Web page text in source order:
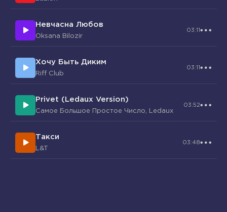
Невчасна Любов
Oksana Bilozir
03:11
Хочу Быть Диким
Riff Club
03:11
Privet (Ledaux Version)
Самое Большое Простое Число, Ledaux
03:52
Такси
L&T
03:48